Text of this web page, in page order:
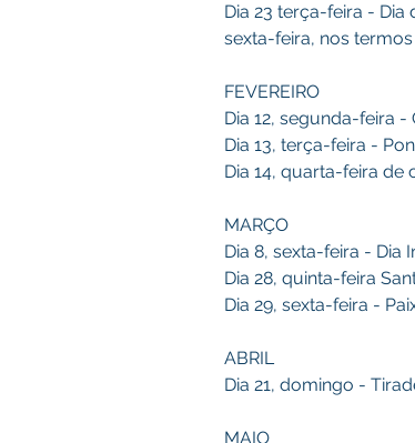
Dia 23 terça-feira - Dia
sexta-feira, nos termos
FEVEREIRO
Dia 12, segunda-feira
Dia 13, terça-feira -
Dia 14, quarta-feira de
MARÇO
Dia 8, sexta-feira - Dia
Dia 28, quinta-feira
Dia 29, sexta-feira -
ABRIL
Dia 21, domingo -
MAIO